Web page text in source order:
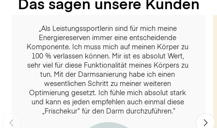
Das sagen unsere Kunden
„Als Leistungssportlerin sind für mich meine
Energiereserven immer eine entscheidende
Komponente. Ich muss mich auf meinen Körper zu
100 % verlassen können. Mir ist es absolut Wert,
sehr viel für diese Funktionalität meines Körpers zu
tun. Mit der Darmsanierung habe ich einen
wesentlichen Schritt zu meiner weiteren
Optimierung gesetzt. Ich fühle mich absolut stark
und kann es jeden empfehlen auch einmal diese
„Frischekur“ für den Darm durchzuführen.“